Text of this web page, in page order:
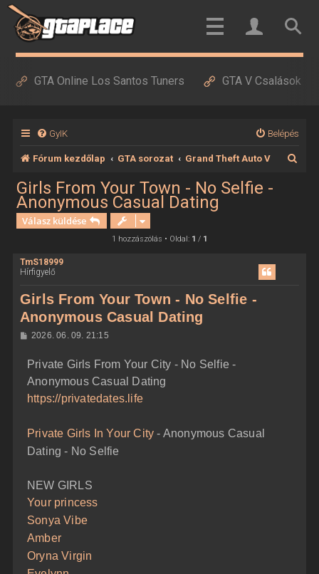
GTA Online Los Santos Tuners GTA V Csalások
GyIK Belépés
Fórum kezdőlap GTA sorozat Grand Theft Auto V
Girls From Your Town - No Selfie -
Anonymous Casual Dating
Válasz küldése
1 hozzászólás • Oldal: 1 / 1
TmS18999
Hírfigyelő
Girls From Your Town - No Selfie -
Anonymous Casual Dating
H
z
á
s
z
ó
s
2026. 06. 09. 21:15
Private Girls From Your City - No Selfie -
Anonymous Casual Dating
https://privatedates.life
Private Girls In Your City - Anonymous Casual
Dating - No Selfie
NEW GIRLS
Your princess
Sonya Vibe
Amber
Oryna Virgin